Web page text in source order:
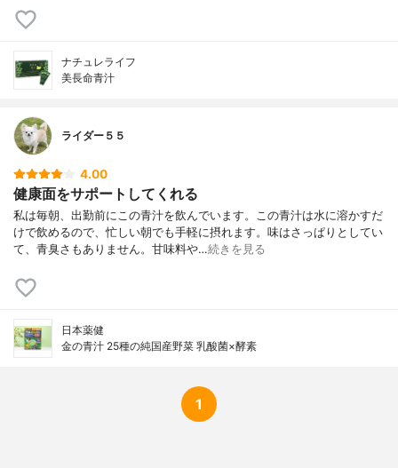
ナチュレライフ
美長命青汁
ライダー５５
4.00
健康面をサポートしてくれる
私は毎朝、出勤前にこの青汁を飲んでいます。この青汁は水に溶かすだ
けで飲めるので、忙しい朝でも手軽に摂れます。味はさっぱりとしてい
て、青臭さもありません。甘味料や…続きを見る
日本薬健
金の青汁 25種の純国産野菜 乳酸菌×酵素
1